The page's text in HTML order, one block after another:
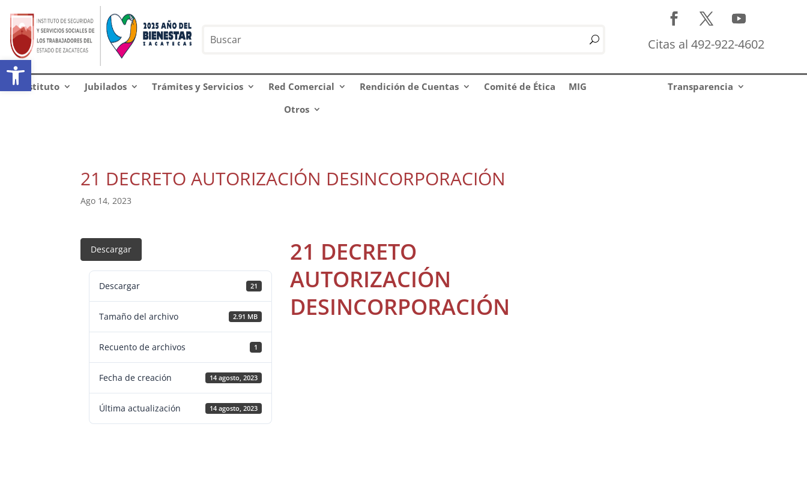
Abrir barra de herramientas
Citas al 492-922-4602
Instituto Jubilados Trámites y Servicios Red Comercial Rendición de Cuentas Comité de Ética
MIG
Otros
Transparencia
21 DECRETO AUTORIZACIÓN DESINCORPORACIÓN
Ago 14, 2023
Descargar
Descargar 21
Tamaño del archivo 2.91 MB
Recuento de archivos 1
Fecha de creación 14 agosto, 2023
Última actualización 14 agosto, 2023
21 DECRETO
AUTORIZACIÓN
DESINCORPORACIÓN